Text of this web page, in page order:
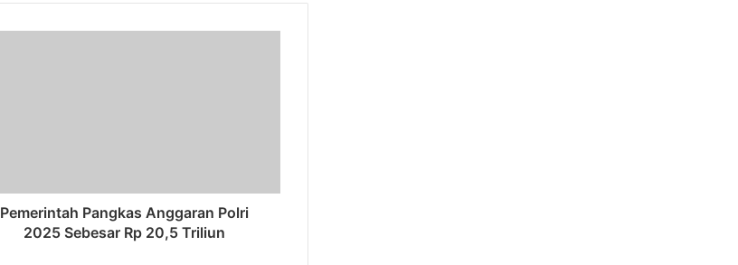
Pemerintah Pangkas Anggaran Polri
2025 Sebesar Rp 20,5 Triliun